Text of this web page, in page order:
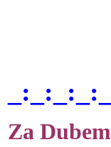
_:_:_:_:_
Za Dubem